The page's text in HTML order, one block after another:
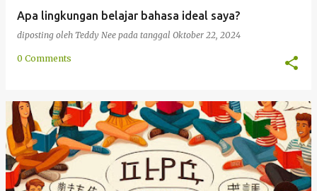
Apa lingkungan belajar bahasa ideal saya?
diposting oleh Teddy Nee pada tanggal Oktober 22, 2024
0 Comments